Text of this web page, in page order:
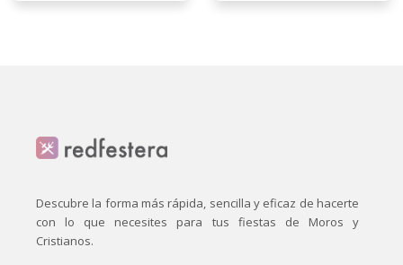
Descubre la forma más rápida, sencilla y eficaz de hacerte
con lo que necesites para tus fiestas de Moros y
Cristianos.